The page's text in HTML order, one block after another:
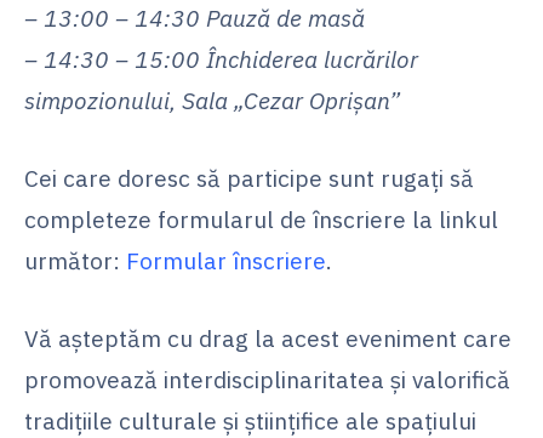
– 13:00 – 14:30 Pauză de masă
– 14:30 – 15:00 Închiderea lucrărilor
simpozionului, Sala „Cezar Oprișan”
Cei care doresc să participe sunt rugați să
completeze formularul de înscriere la linkul
următor: Formular înscriere.
Vă așteptăm cu drag la acest eveniment care
promovează interdisciplinaritatea și valorifică
tradițiile culturale și științifice ale spațiului